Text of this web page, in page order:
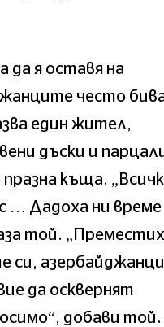
да я оставя на
често
един жител,
дъски и
празна къща.
… Дадоха ни време
той.
си,
да осквернят
добави той.